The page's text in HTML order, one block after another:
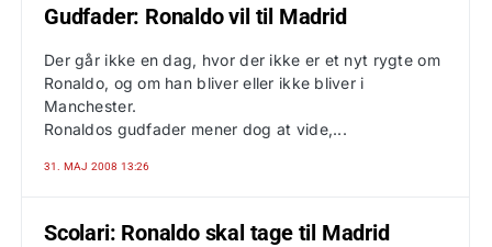
Gudfader: Ronaldo vil til Madrid
Der går ikke en dag, hvor der ikke er et nyt rygte om
Ronaldo, og om han bliver eller ikke bliver i
Manchester.
Ronaldos gudfader mener dog at vide,...
31. MAJ 2008 13:26
Scolari: Ronaldo skal tage til Madrid